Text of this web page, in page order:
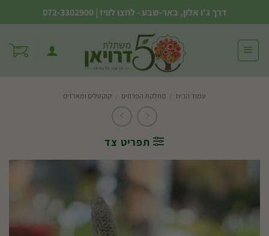
to
content
דרך ג'ו אלון, באר-שבע - לחצו לוויז |
072-3302900
עמוד הבית מחלקת הפרחים קוקטלים ומארזים
תפריט צד